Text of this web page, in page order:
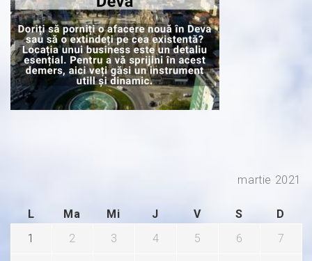
martie 2021
L Ma Mi J V S
D
1
2 3 4 5 6 7